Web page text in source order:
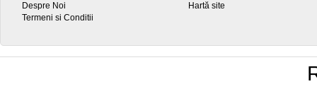
Despre Noi
Termeni si Conditii
Hartă site